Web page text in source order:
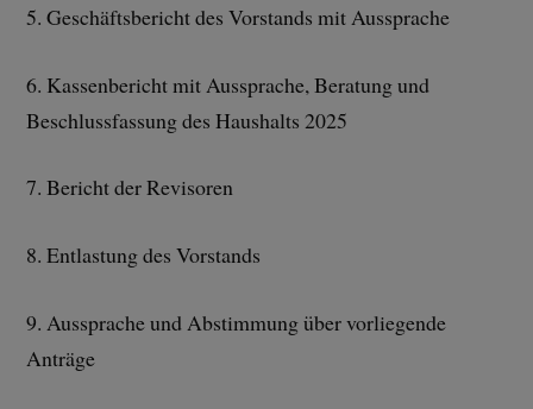
5. Geschäftsbericht des Vorstands mit Aussprache
6. Kassenbericht mit Aussprache, Beratung und
Beschlussfassung des Haushalts 2025
7. Bericht der Revisoren
8. Entlastung des Vorstands
9. Aussprache und Abstimmung über vorliegende
Anträge